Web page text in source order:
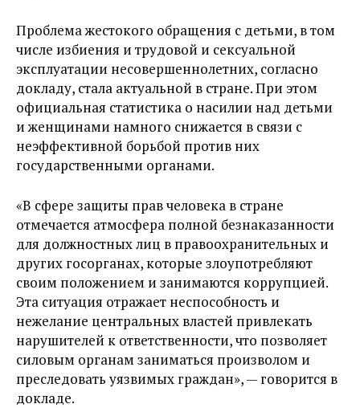
Проблема жестокого обращения с детьми, в том
числе избиения и трудовой и сексуальной
эксплуатации несовершеннолетних, согласно
докладу, стала актуальной в стране. При этом
официальная статистика о насилии над детьми
и женщинами намного снижается в связи с
неэффективной борьбой против них
государственными органами.
«В сфере защиты прав человека в стране
отмечается атмосфера полной безнаказанности
для должностных лиц в правоохранительных и
других госорганах, которые злоупотребляют
своим положением и занимаются коррупцией.
Эта ситуация отражает неспособность и
нежелание центральных властей привлекать
нарушителей к ответственности, что позволяет
силовым органам заниматься произволом и
преследовать уязвимых граждан», — говорится в
докладе.